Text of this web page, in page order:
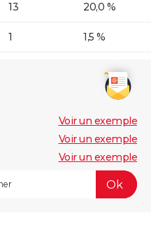
13 20,0 %
1 1,5 %
Voir un exemple
Voir un exemple
Voir un exemple